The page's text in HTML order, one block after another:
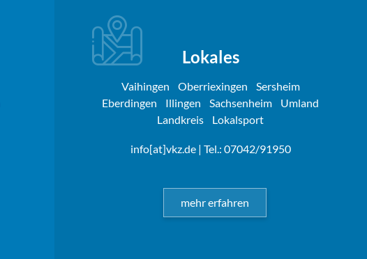
Lokales
Vaihingen Oberriexingen
Sersheim
Eberdingen
Illingen Sachsenheim
Umland
Landkreis
Lokalsport
info[at]vkz.de| Tel.: 07042/91950
mehr erfahren